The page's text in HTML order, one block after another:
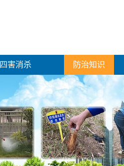
四害消杀 防治知识